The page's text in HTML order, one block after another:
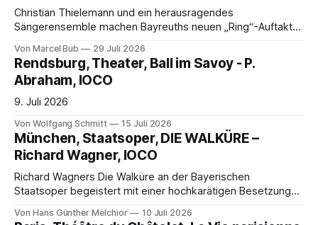
Christian Thielemann und ein herausragendes
Sängerensemble machen Bayreuths neuen „Ring“-Auftakt
bleibt hingegen erstaunlich distanziert und szenisch
unzugänglich – ein Premierenabend zwischen Klangrausch
und Enttäuschung.
Von Marcel Bub 29 Juli 2026
Rendsburg, Theater, Ball im Savoy - P.
Abraham, IOCO
9. Juli 2026
Von Wolfgang Schmitt 15 Juli 2026
München, Staatsoper, DIE WALKÜRE –
Richard Wagner, IOCO
Richard Wagners Die Walküre an der Bayerischen
Staatsoper begeistert mit einer hochkarätigen Besetzung
moderne Regie überzeugt mit starken Bildern, provoziert
Von Hans Günther Melchior 10 Juli 2026